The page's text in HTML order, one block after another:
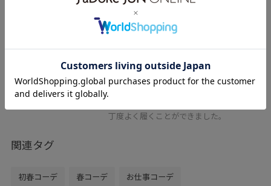
byHARUTA/ビット付フラットロー
ファー
¥5,940
レビュー
丁度よく履くことができました。
関連タグ
初春コーデ 春コーデ お仕事コーデ